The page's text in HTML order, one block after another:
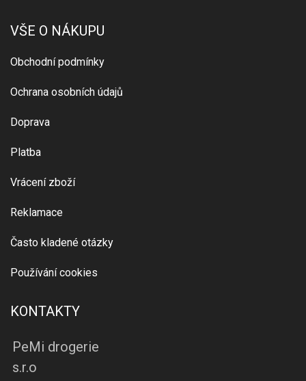
VŠE O NÁKUPU
Obchodní podmínky
Ochrana osobních údajů
Doprava
Platba
Vrácení zboží
Reklamace
Často kladené otázky
Používání cookies
KONTAKTY
PeMi drogerie
s.r.o